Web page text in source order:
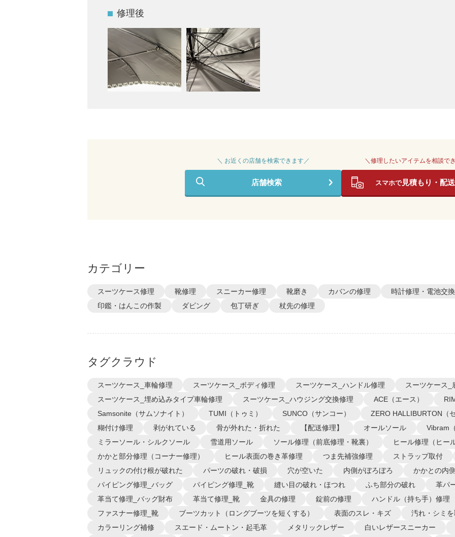
修理後
＼修理したいアイテムを相談で
スマホで見積もり・配
＼ お近くの店舗を検索できます／
店舗検索
カテゴリー
スーツケース修理 靴修理 スニーカー修理 靴磨き カバンの修理 時計修理・電池交換
印鑑・はんこの作製
ダビング 包丁研ぎ 杖先の修理
タグクラウド
スーツケース_車輪修理 スーツケース_ボディ修理 スーツケース_ハンドル修理
スーツケース_
スーツケース_埋め込みタイプ車輪修理
スーツケース_ハウジング交換修理 ACE（エース）
Samsonite（サムソナイト）
TUMI（トゥミ） SUNCO（サンコー） ZERO HALLIBURTON（
糊付け修理
剥がれている 骨が外れた・折れた 【配送修理】 オールソール
Vibram
ミラーソール・シルクソール
雪道用ソール ソール修理（前底修理・靴裏）
ヒール修理（ヒー
かかと部分修理（コーナー修理）
ヒール表面の巻き革修理 つま先補強修理 ストラップ取付
リュックの付け根が破れた
パーツの破れ・破損 穴が空いた 内側がぼろぼろ かかとの内
パイピング修理_バッグ
パイピング修理_靴 縫い目の破れ・ほつれ ふち部分の破れ
革パ
革当て修理_バッグ財布
革当て修理_靴 金具の修理 錠前の修理 ハンドル（持ち手）修理
ファスナー修理_靴
ブーツカット（ロングブーツを短くする） 表面のスレ・キズ 汚れ・シミ
カラーリング補修
スエード・ムートン・起毛革 メタリックレザー 白いレザースニーカー